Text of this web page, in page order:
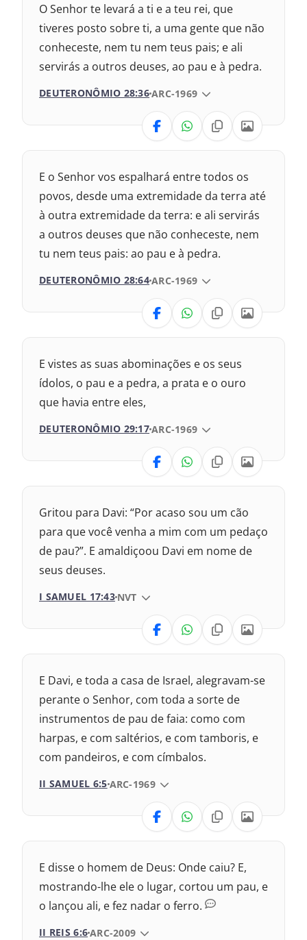
Nova Versão Internacional
2009 – Almeida Revisada e Corrigida
1969 – Almeida Revisada e Corrigida
1993 – Almeida Revisada e Atualizada
O Senhor te levará a ti e a teu rei, que
tiveres posto sobre ti, a uma gente que não
conheceste, nem tu nem teus pais; e ali
servirás a outros deuses, ao pau e à pedra.
DEUTERONÔMIO 28:36 VERSÃO DA BÍBLIA
ARC-1969
VERSÃO
Nova Versão Internacional
2017 – Nova Almeida Atualizada
2009 – Almeida Revisada e Corrigida
1993 – Almeida Revisada e Atualizada
E o Senhor vos espalhará entre todos os
povos, desde uma extremidade da terra até
à outra extremidade da terra: e ali servirás
a outros deuses que não conheceste, nem
tu nem teus pais: ao pau e à pedra.
DEUTERONÔMIO 28:64 VERSÃO DA BÍBLIA
ARC-1969
VERSÃO
Nova Versão Internacional
2009 – Almeida Revisada e Corrigida
1993 – Almeida Revisada e Atualizada
E vistes as suas abominações e os seus
ídolos, o pau e a pedra, a prata e o ouro
que havia entre eles,
DEUTERONÔMIO 29:17 VERSÃO DA BÍBLIA
ARC-1969
VERSÃO
Nova Versão Internacional
2017 – Nova Almeida Atualizada
2009 – Almeida Revisada e Corrigida
1993 – Almeida Revisada e Atualizada
Gritou para Davi: “Por acaso sou um cão
para que você venha a mim com um pedaço
de pau?”. E amaldiçoou Davi em nome de
seus deuses.
I SAMUEL 17:43 VERSÃO DA BÍBLIA
NVT
VERSÃO
2017 – Nova Almeida Atualizada
2009 – Almeida Revisada e Corrigida
1969 – Almeida Revisada e Corrigida
1993 – Almeida Revisada e Atualizada
E Davi, e toda a casa de Israel, alegravam-se
perante o Senhor, com toda a sorte de
instrumentos de pau de faia: como com
harpas, e com saltérios, e com tamboris, e
com pandeiros, e com címbalos.
II SAMUEL 6:5 VERSÃO DA BÍBLIA
ARC-1969
VERSÃO
Nova Versão Internacional
2017 – Nova Almeida Atualizada
E disse o homem de Deus: Onde caiu? E,
mostrando-lhe ele o lugar, cortou um pau, e
o lançou ali, e fez nadar o ferro.
II REIS 6:6 VERSÃO DA BÍBLIA
ARC-2009